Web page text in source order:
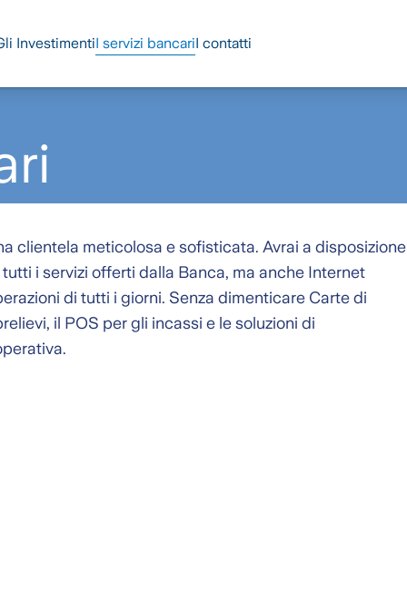
InvestimentiI servizi bancariI contatti
clientela meticolosa e sofisticata. Avrai a disposizione
i servizi offerti dalla Banca, ma anche Internet
di tutti i giorni. Senza dimenticare Carte di
il POS per gli incassi e le soluzioni di